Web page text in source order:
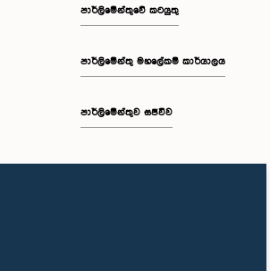
පාර්ලිමේන්තුවේ කටයුතු
පාර්ලිමේන්තු මහලේකම් කාර්යාලය
පාර්ලිමේන්තුව සජීවීව